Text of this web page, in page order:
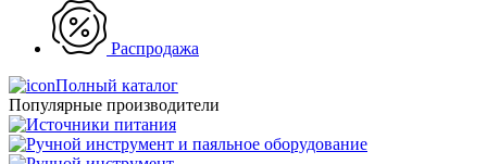
Распродажа
Полный каталог
Популярные производители